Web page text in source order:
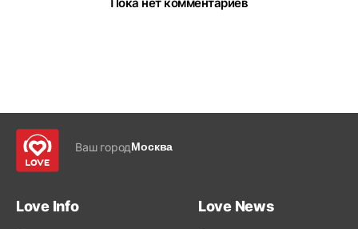
Ваш городМосква
Love Info Love News